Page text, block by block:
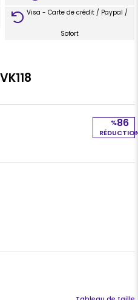
Visa - Carte de crédit / Paypal /
Sofort
%86